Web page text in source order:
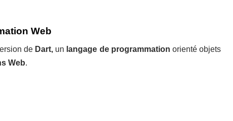
Web
de Dart, un langage de programmation orienté objets
Web.